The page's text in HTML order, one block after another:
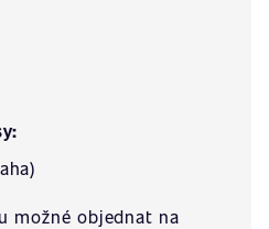
možné objednat na